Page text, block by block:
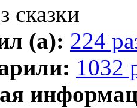
сказки
(а): 224
1032